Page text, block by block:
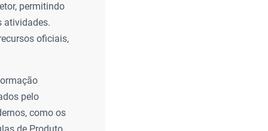
permitindo
atividades.
oficiais,
pelo
como os